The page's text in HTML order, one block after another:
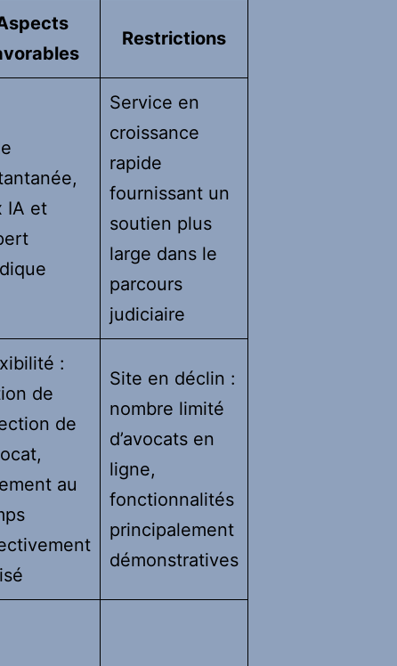
Restrictions
IA et
Service en
croissance
rapide
fournissant un
soutien plus
large dans le
parcours
judiciaire
:
de
de
au
Site en déclin :
nombre limité
d’avocats en
ligne,
fonctionnalités
principalement
démonstratives